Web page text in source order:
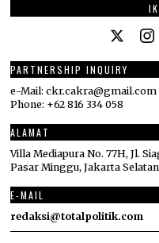
PARTNERSHIP INQUIRY
e-Mail: ckr.cakra@gmail.com
Phone: +62 816 334 058
ALAMAT
Villa Mediapura No. 77H, Jl.
Pasar Minggu, Jakarta
E-MAIL
redaksi@totalpolitik.com